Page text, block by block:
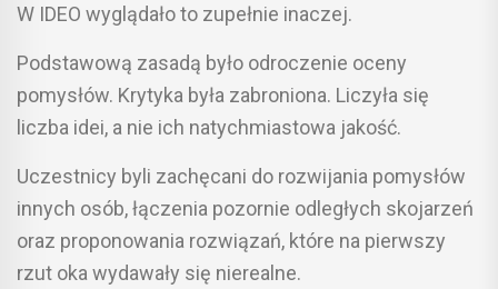
W IDEO wyglądało to zupełnie inaczej.
Podstawową zasadą było odroczenie oceny
pomysłów. Krytyka była zabroniona. Liczyła się
liczba idei, a nie ich natychmiastowa jakość.
Uczestnicy byli zachęcani do rozwijania pomysłów
innych osób, łączenia pozornie odległych skojarzeń
oraz proponowania rozwiązań, które na pierwszy
rzut oka wydawały się nierealne.